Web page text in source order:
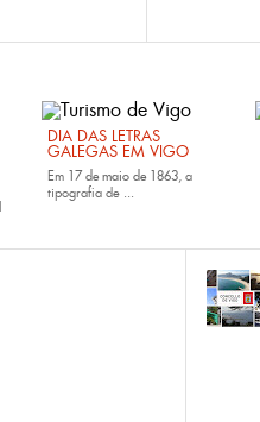
DIA DAS LETRAS
GALEGAS EM VIGO
Em 17 de maio de 1863, a
tipografia de ...